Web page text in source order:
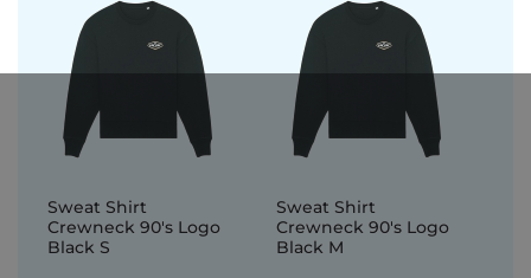
Sweat Shirt
Crewneck 90's Logo
Black S
Sweat Shirt
Crewneck 90's Logo
Black M